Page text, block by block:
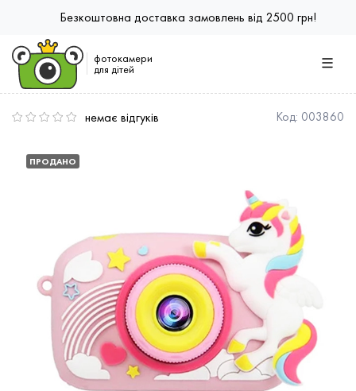
Безкоштовна доставка замовлень від 2500 грн!
фотокамери
для дітей
немає відгуків Код: 003860
ПРОДАНО